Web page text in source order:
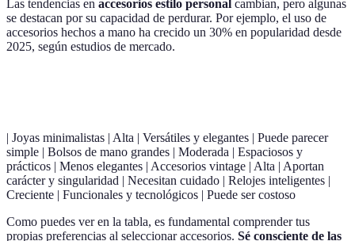
Las tendencias en accesorios estilo personal cambian, pero algunas
se destacan por su capacidad de perdurar. Por ejemplo, el uso de
accesorios hechos a mano ha crecido un 30% en popularidad desde
2025, según estudios de mercado.
| Joyas minimalistas | Alta | Versátiles y elegantes | Puede parecer
simple | Bolsos de mano grandes | Moderada | Espaciosos y
prácticos | Menos elegantes | Accesorios vintage | Alta | Aportan
carácter y singularidad | Necesitan cuidado | Relojes inteligentes |
Creciente | Funcionales y tecnológicos | Puede ser costoso
Como puedes ver en la tabla, es fundamental comprender tus
propias preferencias al seleccionar accesorios. Sé consciente de las